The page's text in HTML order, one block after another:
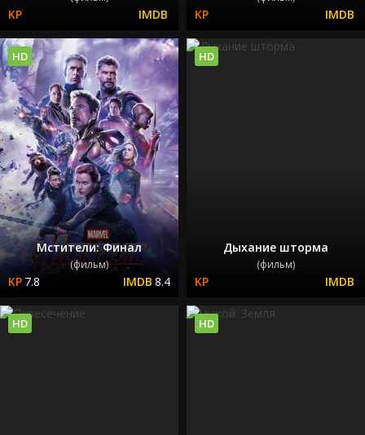
Мстители: Финал
(фильм)
7.8 8.4
HD
Дыхание шторма
(фильм)
HD
HD HD